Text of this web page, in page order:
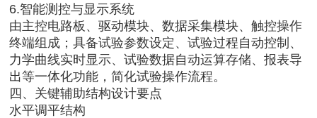
6.智能测控与显示系统
由主控电路板、驱动模块、数据采集模块、触控操作
终端组成；具备试验参数设定、试验过程自动控制、
力学曲线实时显示、试验数据自动运算存储、报表导
出等一体化功能，简化试验操作流程。
四、关键辅助结构设计要点
水平调平结构